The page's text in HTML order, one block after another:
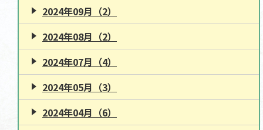
2024年09月（2）
2024年08月（2）
2024年07月（4）
2024年05月（3）
2024年04月（6）